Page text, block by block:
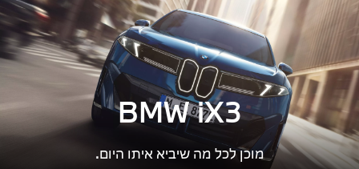
BMW iX3
מוכן לכל מה שיביא איתו היום.